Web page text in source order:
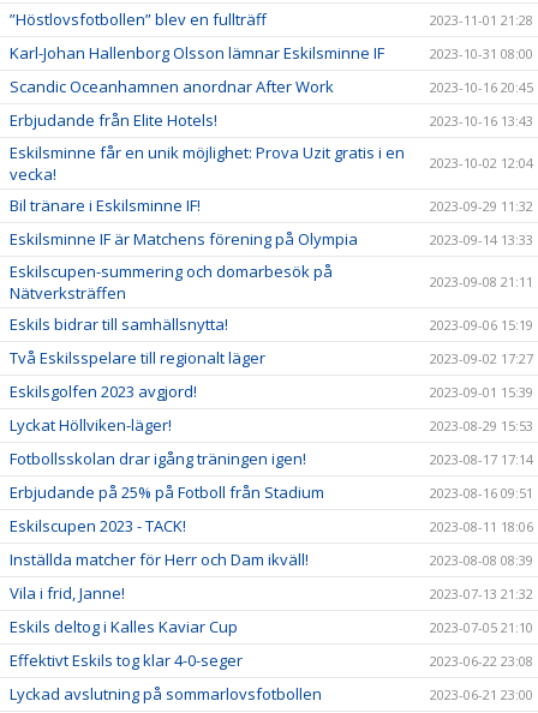
”Höstlovsfotbollen” blev en fullträff 2023-11-01 21:28
Karl-Johan Hallenborg Olsson lämnar Eskilsminne IF 2023-10-31 08:00
Scandic Oceanhamnen anordnar After Work 2023-10-16 20:45
Erbjudande från Elite Hotels! 2023-10-16 13:43
Eskilsminne får en unik möjlighet: Prova Uzit gratis i en
vecka!
2023-10-02 12:04
Bil tränare i Eskilsminne IF! 2023-09-29 11:32
Eskilsminne IF är Matchens förening på Olympia 2023-09-14 13:33
Eskilscupen-summering och domarbesök på
Nätverksträffen
2023-09-08 21:11
Eskils bidrar till samhällsnytta! 2023-09-06 15:19
Två Eskilsspelare till regionalt läger 2023-09-02 17:27
Eskilsgolfen 2023 avgjord! 2023-09-01 15:39
Lyckat Höllviken-läger! 2023-08-29 15:53
Fotbollsskolan drar igång träningen igen! 2023-08-17 17:14
Erbjudande på 25% på Fotboll från Stadium 2023-08-16 09:51
Eskilscupen 2023 - TACK! 2023-08-11 18:06
Inställda matcher för Herr och Dam ikväll! 2023-08-08 08:39
Vila i frid, Janne! 2023-07-13 21:32
Eskils deltog i Kalles Kaviar Cup 2023-07-05 21:10
Effektivt Eskils tog klar 4-0-seger 2023-06-22 23:08
Lyckad avslutning på sommarlovsfotbollen 2023-06-21 23:00